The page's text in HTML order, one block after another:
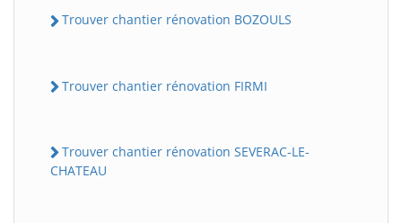
Trouver chantier rénovation BOZOULS
Trouver chantier rénovation FIRMI
Trouver chantier rénovation SEVERAC-LE-
CHATEAU